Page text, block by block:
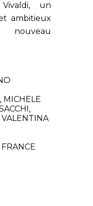
un
ambitieux
MICHELE